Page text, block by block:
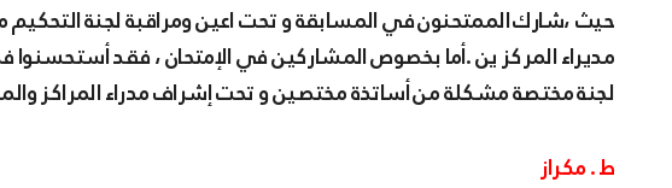
حيث ،شارك الممتحنون في المسابقة و تحت اعين ومراقبة لجنة
مديراء المركز ين .أما بخصوص المشاركين في الإمتحان ، فقد أستحسنوا
لجنة مختصة مشكلة من أساتذة مختصين و تحت إشراف مدراء المراكز
ط . مكراز